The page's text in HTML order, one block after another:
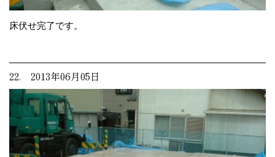
床伏せ完了です。
22. 2013年06月05日